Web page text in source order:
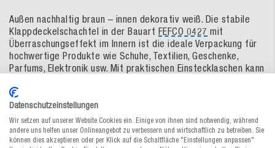
Außen nachhaltig braun – innen dekorativ weiß. Die stabile
Klappdeckelschachtel in der Bauart FEFCO 0427 mit
Überraschungseffekt im Innern ist die ideale Verpackung für
hochwertige Produkte wie Schuhe, Textilien, Geschenke,
Parfums, Elektronik usw. Mit praktischen Einstecklaschen kann
wirkungsvolle Warenpräsentation durch
Innenseite– natürliche und unempfindliche braune
Außenseite
Datenschutzeinstellungen
Wir setzen auf unserer Website Cookies ein. Einige von ihnen sind notwendig, während
andere uns helfen unser Onlineangebot zu verbessern und wirtschaftlich zu betreiben. Sie
können dies akzeptieren oder per Klick auf die Schaltfläche "Einstellungen anpassen"